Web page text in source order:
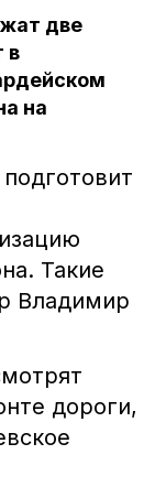
две
в
на
Такие
Владимир
дороги,